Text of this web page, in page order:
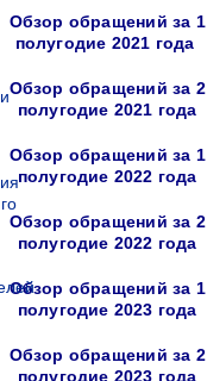
Обзор обращений за 1
полугодие 2021 года
Обзор обращений за 2
полугодие 2021 года
Обзор обращений за 1
полугодие 2022 года
Обзор обращений за 2
полугодие 2022 года
Обзор обращений за 1
полугодие 2023 года
Обзор обращений за 2
полугодие 2023 года